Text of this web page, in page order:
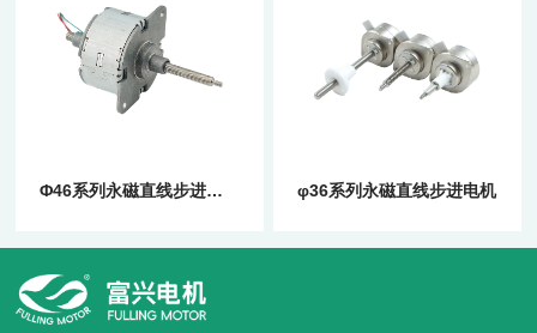
Φ46系列永磁直线步进电机 φ36系列永磁直线步进电机